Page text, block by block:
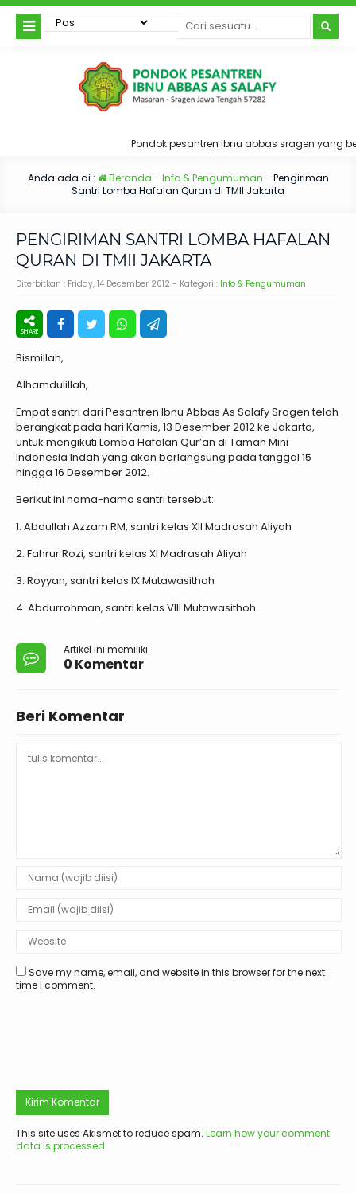
Pondok pesantren ibnu abbas sragen yang
Anda ada di : Beranda - Info & Pengumuman - Pengiriman
Santri Lomba Hafalan Quran di TMII Jakarta
PENGIRIMAN SANTRI LOMBA HAFALAN
QURAN DI TMII JAKARTA
Diterbitkan : Friday, 14 December 2012 - Kategori : Info & Pengumuman
Bismillah,
Alhamdulillah,
Empat santri dari Pesantren Ibnu Abbas As Salafy Sragen telah
berangkat pada hari Kamis, 13 Desember 2012 ke Jakarta,
untuk mengikuti Lomba Hafalan Qur’an di Taman Mini
Indonesia Indah yang akan berlangsung pada tanggal 15
hingga 16 Desember 2012.
Berikut ini nama-nama santri tersebut:
1. Abdullah Azzam RM, santri kelas XII Madrasah Aliyah
2. Fahrur Rozi, santri kelas XI Madrasah Aliyah
3. Royyan, santri kelas IX Mutawasithoh
4. Abdurrohman, santri kelas VIII Mutawasithoh
Artikel ini memiliki
0 Komentar
Beri Komentar
Save my name, email, and website in this browser for the next
time I comment.
This site uses Akismet to reduce spam. Learn how your comment
data is processed.